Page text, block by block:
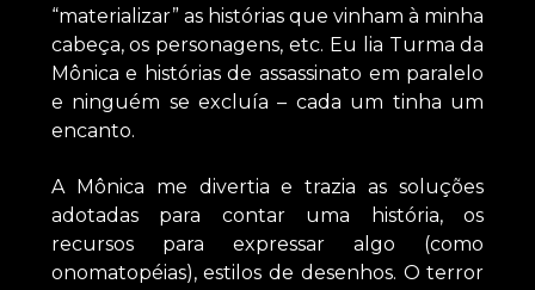
“materializar” as histórias que vinham à minha
cabeça, os personagens, etc. Eu lia Turma da
Mônica e histórias de assassinato em paralelo
e ninguém se excluía – cada um tinha um
encanto.
A Mônica me divertia e trazia as soluções
adotadas para contar uma história, os
recursos para expressar algo (como
onomatopéias), estilos de desenhos. O terror